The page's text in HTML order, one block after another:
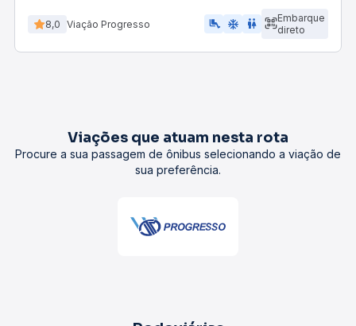
8,0 Viação Progresso airline_seat_legroom_extra ac_unit wc
Embarque
direto
Viações que atuam nesta rota
Procure a sua passagem de ônibus selecionando a viação de
sua preferência.